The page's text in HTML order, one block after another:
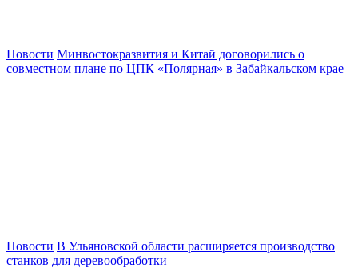
Новости Минвостокразвития и Китай договорились о
совместном плане по ЦПК «Полярная» в Забайкальском крае
Новости В Ульяновской области расширяется производство
станков для деревообработки